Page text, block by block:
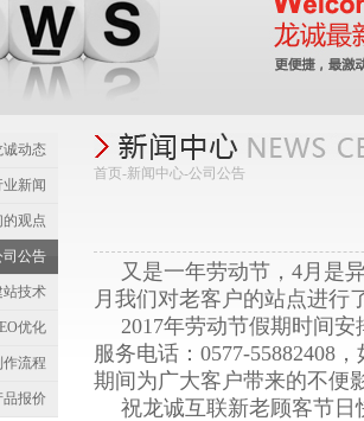
诚动态
业新闻
的观点
司公告
站技术
优化
作流程
品报价
首页-新闻中心-公司公告
又是一年劳动节，4月是
月我们对老客户的站点进行
2017年劳动节假期时间
服务电话：0577-55882408
期间为广大客户带来的不便
祝龙诚互联新老顾客节日